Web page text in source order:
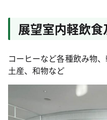
展望室内軽飲
コーヒーなど各種飲み物
土産、和物など